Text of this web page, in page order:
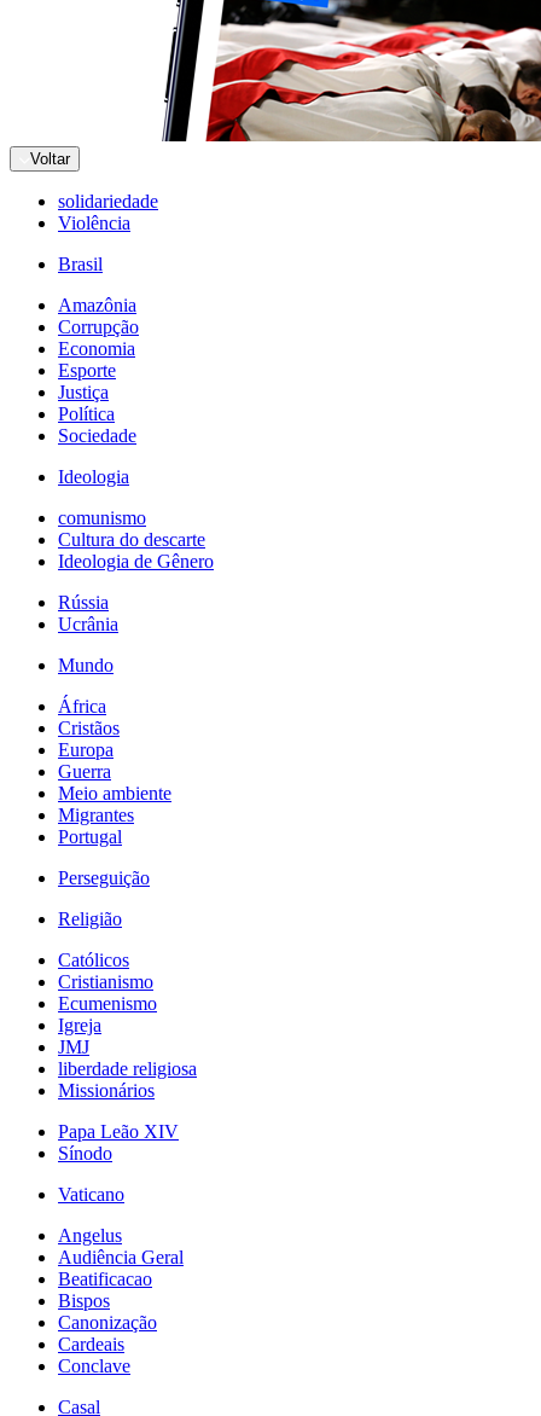
Voltar
solidariedade
Violência
Brasil
Amazônia
Corrupção
Economia
Esporte
Justiça
Política
Sociedade
Ideologia
comunismo
Cultura do descarte
Ideologia de Gênero
Rússia
Ucrânia
Mundo
África
Cristãos
Europa
Guerra
Meio ambiente
Migrantes
Portugal
Perseguição
Religião
Católicos
Cristianismo
Ecumenismo
Igreja
JMJ
liberdade religiosa
Missionários
Papa Leão XIV
Sínodo
Vaticano
Angelus
Audiência Geral
Beatificacao
Bispos
Canonização
Cardeais
Conclave
Casal